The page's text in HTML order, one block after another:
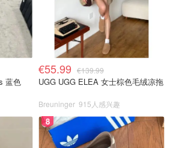
蓝色
€55.99 €139.99
UGG UGG ELEA 女士棕色毛绒凉拖
Breuninger 915人感兴趣
8